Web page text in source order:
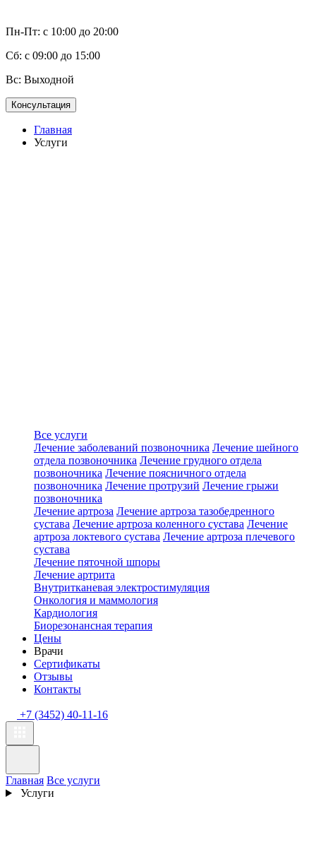
Пн-Пт: с 10:00 до 20:00
Сб: с 09:00 до 15:00
Вс: Выходной
Консультация
Главная
Услуги
Все услуги
Лечение заболеваний позвоночника Лечение шейного
отдела позвоночника Лечение грудного отдела
позвоночника Лечение поясничного отдела
позвоночника Лечение протрузий Лечение грыжи
позвоночника
Лечение артроза Лечение артроза тазобедренного
сустава Лечение артроза коленного сустава Лечение
артроза локтевого сустава Лечение артроза плечевого
сустава
Лечение пяточной шпоры
Лечение артрита
Внутритканевая электростимуляция
Онкология и маммология
Кардиология
Биорезонансная терапия
Цены
Врачи
Сертификаты
Отзывы
Контакты
+7 (3452) 40-11-16
Главная Все услуги
Услуги